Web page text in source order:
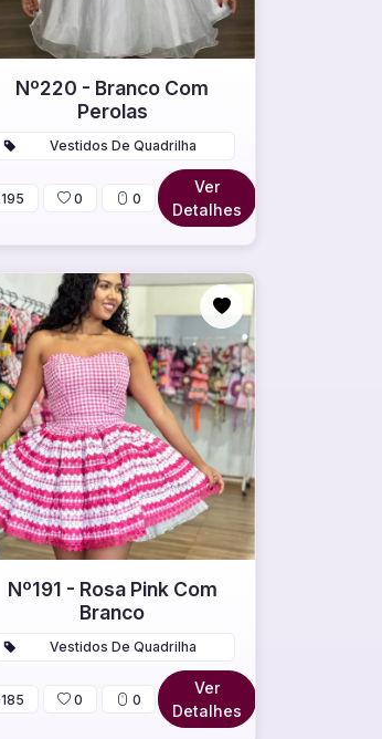
Nº220 - Branco Com
Perolas
Vestidos De Quadrilha
195 0 0
Ver
Detalhes
Nº191 - Rosa Pink Com
Branco
Vestidos De Quadrilha
185 0 0
Ver
Detalhes